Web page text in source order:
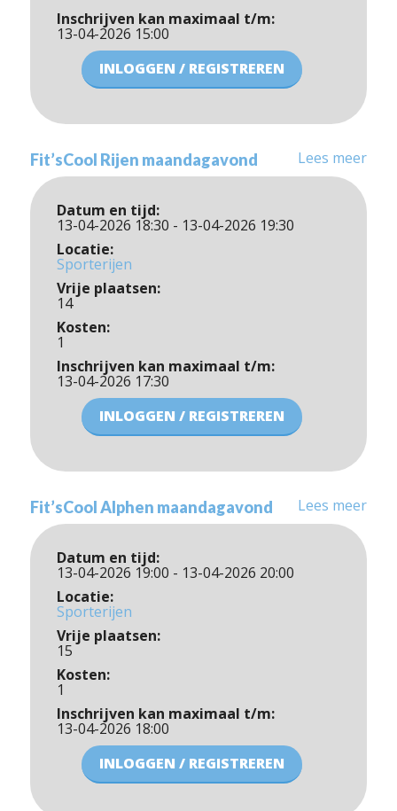
Inschrijven kan maximaal t/m:
13-04-2026 15:00
INLOGGEN / REGISTREREN
Fit’sCool Rijen maandagavond Lees meer
Datum en tijd:
13-04-2026 18:30 - 13-04-2026 19:30
Locatie:
Sporterijen
Vrije plaatsen:
14
Kosten:
1
Inschrijven kan maximaal t/m:
13-04-2026 17:30
INLOGGEN / REGISTREREN
Fit’sCool Alphen maandagavond Lees meer
Datum en tijd:
13-04-2026 19:00 - 13-04-2026 20:00
Locatie:
Sporterijen
Vrije plaatsen:
15
Kosten:
1
Inschrijven kan maximaal t/m:
13-04-2026 18:00
INLOGGEN / REGISTREREN